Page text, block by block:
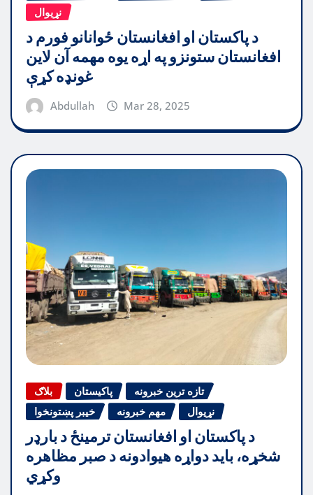
نړیوال
د پاکستان او افغانستان ځوانانو فورم د
افغانستان ستونزو په اړه یوه مهمه آن لاین
غونډه کړې
Abdullah Mar 28, 2025
بلاګ پاکیستان
تازه ترین خبرونه
خیبر پښتونخوا
مهم خبرونه نړیوال
د پاکستان او افغانستان ترمینځ د بارډر
شخړه، باید دواړه هیوادونه د صبر مظاهره
وکړي